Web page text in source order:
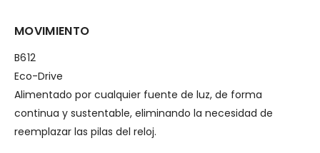
MOVIMIENTO
B612
Eco-Drive
Alimentado por cualquier fuente de luz, de forma
continua y sustentable, eliminando la necesidad de
reemplazar las pilas del reloj.